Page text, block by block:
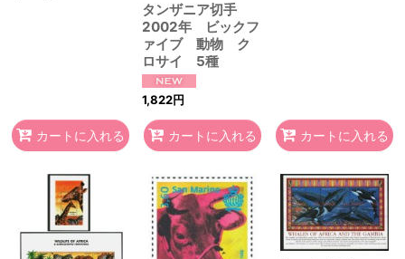
カートに入れる
タンザニア切手
2002年 ビックフ
ァイブ 動物 ク
ロサイ 5種
1,822円
カートに入れる カートに入れる